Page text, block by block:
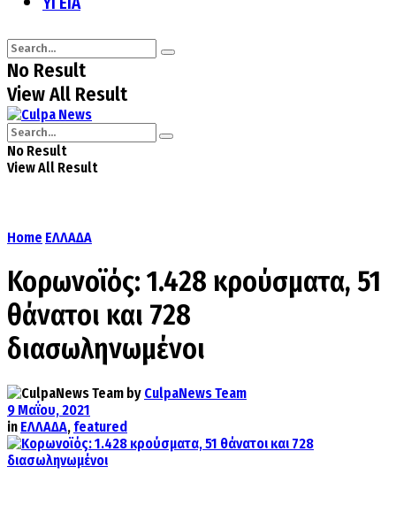
No Result
View All Result
No Result
View All Result
Home ΕΛΛΑΔΑ
Κορωνοϊός: 1.428 κρούσματα, 51
θάνατοι και 728
διασωληνωμένοι
by CulpaNews Team
9 Μαΐου, 2021
in ΕΛΛΑΔΑ, featured